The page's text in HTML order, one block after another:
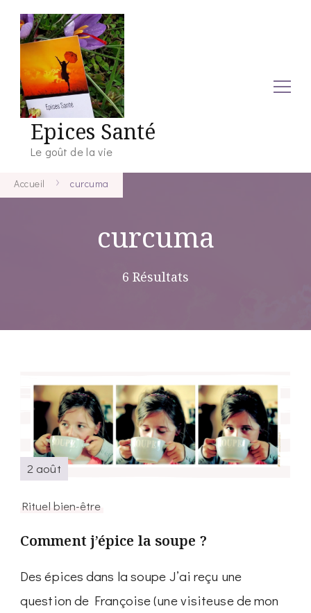
Epices Santé
Le goût de la vie
Accueil curcuma
curcuma
6 Résultats
2 août
Rituel bien-être
Comment j’épice la soupe ?
Des épices dans la soupe J’ai reçu une
question de Françoise (une visiteuse de mon